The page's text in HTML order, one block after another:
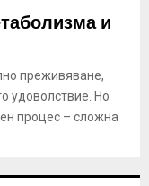
и
преживяване,
удоволствие. Но
процес – сложна